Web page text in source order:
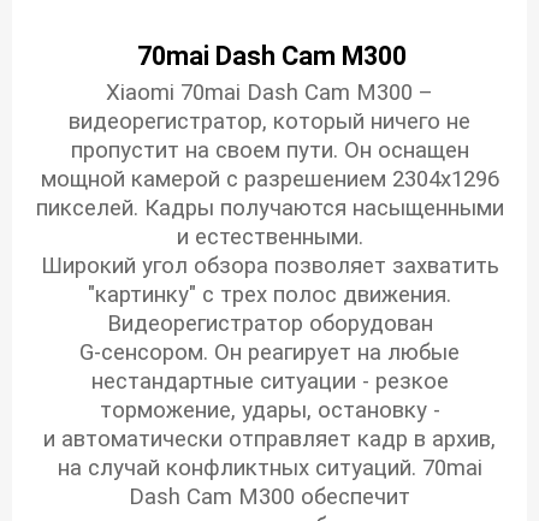
70mai Dash Cam M300
Xiaomi 70mai Dash Cam M300 –
видеорегистратор, который ничего не
пропустит на своем пути. Он оснащен
мощной камерой с разрешением 2304x1296
пикселей. Кадры получаются насыщенными
и естественными.
Широкий угол обзора позволяет захватить
"картинку" с трех полос движения.
Видеорегистратор оборудован
G-сенсором. Он реагирует на любые
нестандартные ситуации - резкое
торможение, удары, остановку -
и автоматически отправляет кадр в архив,
на случай конфликтных ситуаций. 70mai
Dash Cam M300 обеспечит